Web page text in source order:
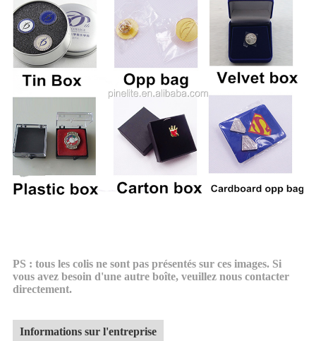
PS : tous les colis ne sont pas présentés sur ces images. Si
vous avez besoin d'une autre boîte, veuillez nous contacter
directement.
Informations sur l'entreprise